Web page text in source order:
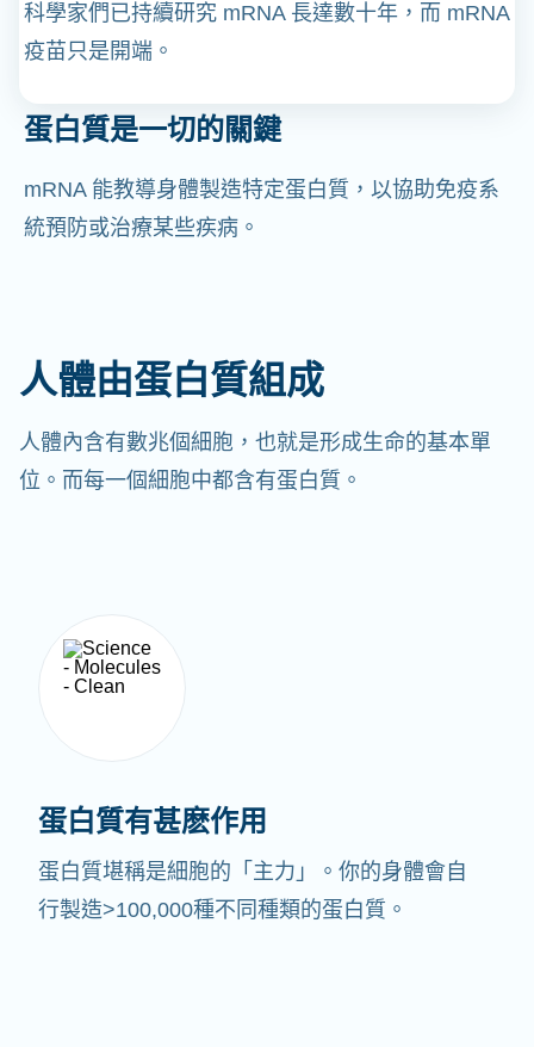
科學家們已持續研究 mRNA 長達數十年，而 mRNA
疫苗只是開端。
蛋白質是一切的關鍵
mRNA 能教導身體製造特定蛋白質，以協助免疫系
統預防或治療某些疾病。
人體由蛋白質組成
人體內含有數兆個細胞，也就是形成生命的基本單
位。而每一個細胞中都含有蛋白質。
蛋白質有甚麽作用
蛋白質堪稱是細胞的「主力」。你的身體會自
行製造>100,000種不同種類的蛋白質。